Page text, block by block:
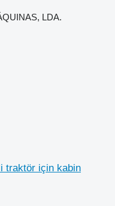
LDA.
traktör için kabin